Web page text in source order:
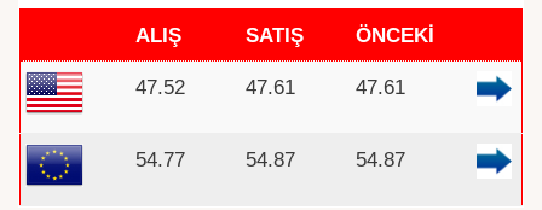
ALIŞ SATIŞ ÖNCEKİ
47.52 47.61 47.61
54.77 54.87 54.87